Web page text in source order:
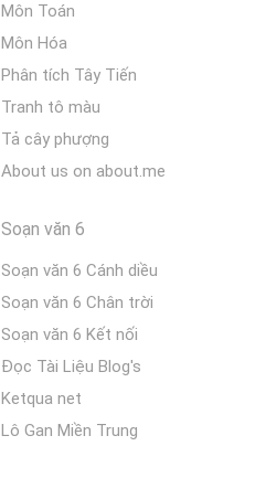
Môn Toán
Môn Hóa
Phân tích Tây Tiến
Tranh tô màu
Tả cây phượng
About us on about.me
Soạn văn 6
Soạn văn 6 Cánh diều
Soạn văn 6 Chân trời
Soạn văn 6 Kết nối
Đọc Tài Liệu Blog's
Ketqua net
Lô Gan Miền Trung